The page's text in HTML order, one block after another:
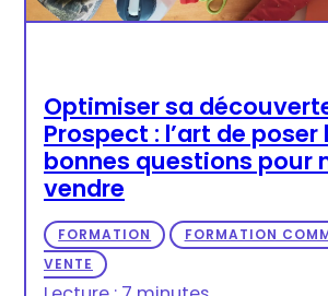
Optimiser sa
Prospect : l’art de poser
bonnes questions pour
vendre
FORMATION
FORMATION
VENTE